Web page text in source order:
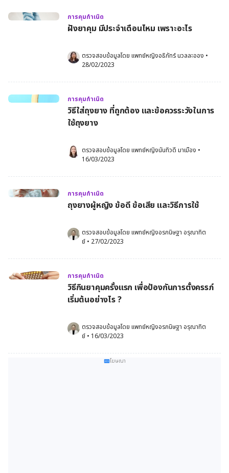
การคุมกำเนิด
ฝังยาคุม มีประจําเดือนไหม เพราะอะไร
ตรวจสอบข้อมูลโดย แพทย์หญิงอธิภัทร์ นวลละออง •
28/02/2023
การคุมกำเนิด
วิธีใส่ถุงยาง ที่ถูกต้อง และข้อควรระวังในการ
ใช้ถุงยาง
ตรวจสอบข้อมูลโดย แพทย์หญิงนันทิวดี มาเมือง •
16/03/2023
การคุมกำเนิด
ถุงยางผู้หญิง ข้อดี ข้อเสีย และวิธีการใช้
ตรวจสอบข้อมูลโดย แพทย์หญิงอรกนิษฐา อรุณาทิต
ย์ • 27/02/2023
การคุมกำเนิด
วิธีกินยาคุมครั้งแรก เพื่อป้องกันการตั้งครรภ์
เริ่มต้นอย่างไร ?
ตรวจสอบข้อมูลโดย แพทย์หญิงอรกนิษฐา อรุณาทิต
ย์ • 16/03/2023
โฆษณา